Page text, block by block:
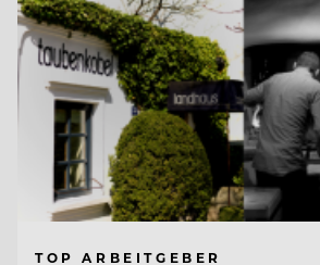
TOP ARBEITGEBER